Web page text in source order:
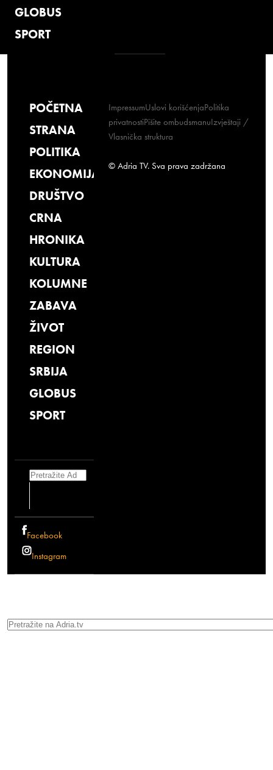
GLOBUS
SPORT
POČETNA
STRANA
POLITIKA
EKONOMIJA
DRUŠTVO
CRNA
HRONIKA
KULTURA
KOLUMNE
ZABAVA
ŽIVOT
REGION
SRBIJA
GLOBUS
SPORT
Search
Facebook
Instagram
ImpressumUslovi korišćenjaPolitika
privatnostiPišite ombudsmanuIzvještaji /
Vlasnička struktura
© Adria TV. Sva prava zadržana
Search